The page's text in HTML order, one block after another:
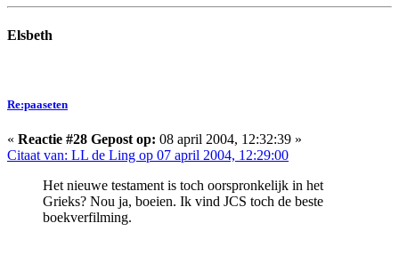
Elsbeth
Re:paaseten
« Reactie #28 Gepost op: 08 april 2004, 12:32:39 »
Citaat van: LL de Ling op 07 april 2004, 12:29:00
Het nieuwe testament is toch oorspronkelijk in het
Grieks? Nou ja, boeien. Ik vind JCS toch de beste
boekverfilming.